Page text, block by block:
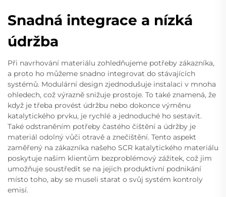
Snadná integrace a nízká
údržba
Při navrhování materiálu zohledňujeme potřeby zákazníka,
a proto ho můžeme snadno integrovat do stávajících
systémů. Modulární design zjednodušuje instalaci v mnoha
ohledech, což výrazně snižuje prostoje. To také znamená, že
když je třeba provést údržbu nebo dokonce výměnu
katalytického prvku, je rychlé a jednoduché ho sestavit.
Také odstraněním potřeby častého čištění a údržby je
materiál odolný vůči otravě a znečištění. Tento aspekt
zaměřený na zákazníka našeho SCR katalytického materiálu
poskytuje našim klientům bezproblémový zážitek, což jim
umožňuje soustředit se na jejich produktivní podnikání
místo toho, aby se museli starat o svůj systém kontroly
emisí.